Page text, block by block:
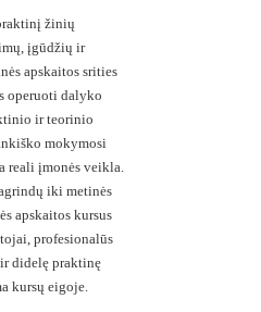
žinių
įgūdžių ir
apskaitos srities
operuoti dalyko
ir teorinio
mokymosi
reali įmonės veikla.
iki metinės
apskaitos kursus
profesionalūs
didelę praktinę
kursų eigoje.